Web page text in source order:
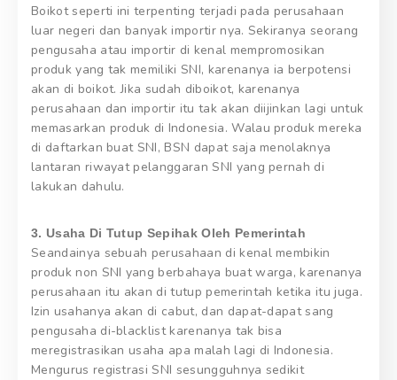
Boikot seperti ini terpenting terjadi pada perusahaan
luar negeri dan banyak importir nya. Sekiranya seorang
pengusaha atau importir di kenal mempromosikan
produk yang tak memiliki SNI, karenanya ia berpotensi
akan di boikot. Jika sudah diboikot, karenanya
perusahaan dan importir itu tak akan diijinkan lagi untuk
memasarkan produk di Indonesia. Walau produk mereka
di daftarkan buat SNI, BSN dapat saja menolaknya
lantaran riwayat pelanggaran SNI yang pernah di
lakukan dahulu.
3. Usaha Di Tutup Sepihak Oleh Pemerintah
Seandainya sebuah perusahaan di kenal membikin
produk non SNI yang berbahaya buat warga, karenanya
perusahaan itu akan di tutup pemerintah ketika itu juga.
Izin usahanya akan di cabut, dan dapat-dapat sang
pengusaha di-blacklist karenanya tak bisa
meregistrasikan usaha apa malah lagi di Indonesia.
Mengurus registrasi SNI sesungguhnya sedikit